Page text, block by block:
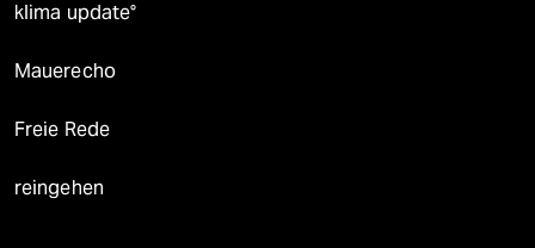
klima update°
Mauerecho
Freie Rede
reingehen